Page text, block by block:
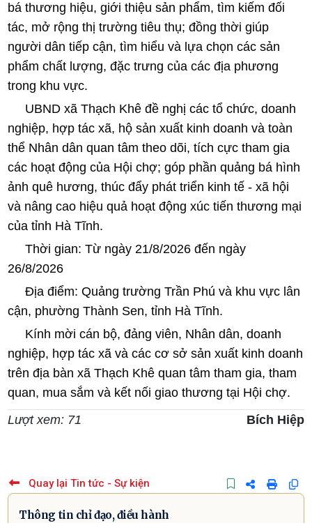
bá thương hiệu, giới thiệu sản phẩm, tìm kiếm đối
tác, mở rộng thị trường tiêu thụ; đồng thời giúp
người dân tiếp cận, tìm hiểu và lựa chọn các sản
phẩm chất lượng, đặc trưng của các địa phương
trong khu vực.
UBND xã Thạch Khê đề nghị các tổ chức, doanh
nghiệp, hợp tác xã, hộ sản xuất kinh doanh và toàn
thể Nhân dân quan tâm theo dõi, tích cực tham gia
các hoạt động của Hội chợ; góp phần quảng bá hình
ảnh quê hương, thúc đẩy phát triển kinh tế - xã hội
và nâng cao hiệu quả hoạt động xúc tiến thương mại
của tỉnh Hà Tĩnh.
Thời gian: Từ ngày 21/8/2026 đến ngày
26/8/2026
Địa điểm: Quảng trường Trần Phú và khu vực lân
cận, phường Thành Sen, tỉnh Hà Tĩnh.
Kính mời cán bộ, đảng viên, Nhân dân, doanh
nghiệp, hợp tác xã và các cơ sở sản xuất kinh doanh
trên địa bàn xã Thạch Khê quan tâm tham gia, tham
quan, mua sắm và kết nối giao thương tại Hội chợ.
Lượt xem: 71
Bích Hiệp
Quay lại Tin tức - Sự kiện
Thông tin chỉ đạo, điều hành